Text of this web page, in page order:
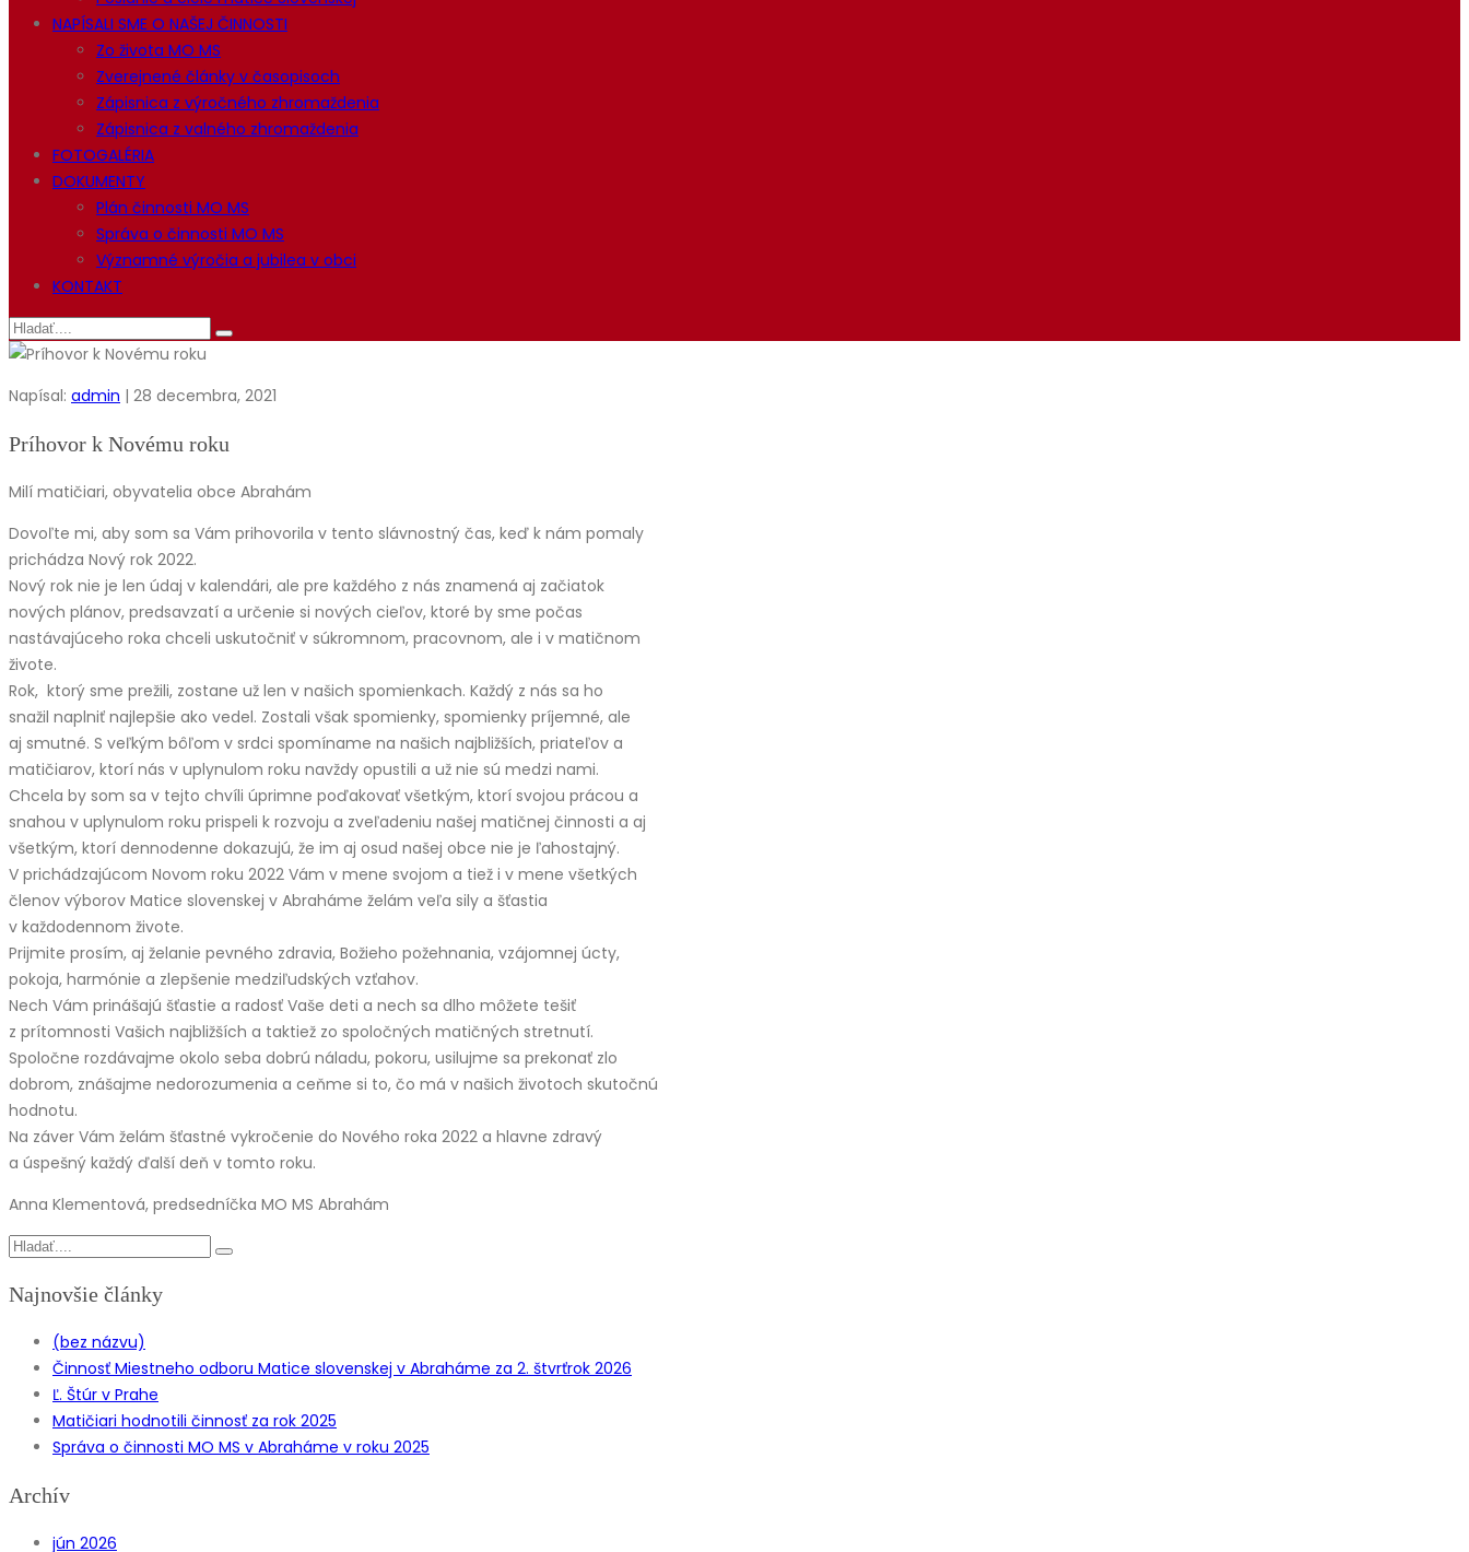
NAPÍSALI SME O NAŠEJ ČINNOSTI
Zo života MO MS
Zverejnené články v časopisoch
Zápisnica z výročného zhromaždenia
Zápisnica z valného zhromaždenia
FOTOGALÉRIA
DOKUMENTY
Plán činnosti MO MS
Správa o činnosti MO MS
Významné výročia a jubilea v obci
KONTAKT
Napísal: admin | 28 decembra, 2021
Príhovor k Novému roku
Milí matičiari, obyvatelia obce Abrahám
Dovoľte mi, aby som sa Vám prihovorila v tento slávnostný čas, keď k nám pomaly
prichádza Nový rok 2022.
Nový rok nie je len údaj v kalendári, ale pre každého z nás znamená aj začiatok
nových plánov, predsavzatí a určenie si nových cieľov, ktoré by sme počas
nastávajúceho roka chceli uskutočniť v súkromnom, pracovnom, ale i v matičnom
živote.
Rok, ktorý sme prežili, zostane už len v našich spomienkach. Každý z nás sa ho
snažil naplniť najlepšie ako vedel. Zostali však spomienky, spomienky príjemné, ale
aj smutné. S veľkým bôľom v srdci spomíname na našich najbližších, priateľov a
matičiarov, ktorí nás v uplynulom roku navždy opustili a už nie sú medzi nami.
Chcela by som sa v tejto chvíli úprimne poďakovať všetkým, ktorí svojou prácou a
snahou v uplynulom roku prispeli k rozvoju a zveľadeniu našej matičnej činnosti a aj
všetkým, ktorí dennodenne dokazujú, že im aj osud našej obce nie je ľahostajný.
V prichádzajúcom Novom roku 2022 Vám v mene svojom a tiež i v mene všetkých
členov výborov Matice slovenskej v Abraháme želám veľa sily a šťastia
v každodennom živote.
Prijmite prosím, aj želanie pevného zdravia, Božieho požehnania, vzájomnej úcty,
pokoja, harmónie a zlepšenie medziľudských vzťahov.
Nech Vám prinášajú šťastie a radosť Vaše deti a nech sa dlho môžete tešiť
z prítomnosti Vašich najbližších a taktiež zo spoločných matičných stretnutí.
Spoločne rozdávajme okolo seba dobrú náladu, pokoru, usilujme sa prekonať zlo
dobrom, znášajme nedorozumenia a ceňme si to, čo má v našich životoch skutočnú
hodnotu.
Na záver Vám želám šťastné vykročenie do Nového roka 2022 a hlavne zdravý
a úspešný každý ďalší deň v tomto roku.
Anna Klementová, predsedníčka MO MS Abrahám
Najnovšie články
(bez názvu)
Činnosť Miestneho odboru Matice slovenskej v Abraháme za 2. štvrťrok 2026
Ľ. Štúr v Prahe
Matičiari hodnotili činnosť za rok 2025
Správa o činnosti MO MS v Abraháme v roku 2025
Archív
jún 2026